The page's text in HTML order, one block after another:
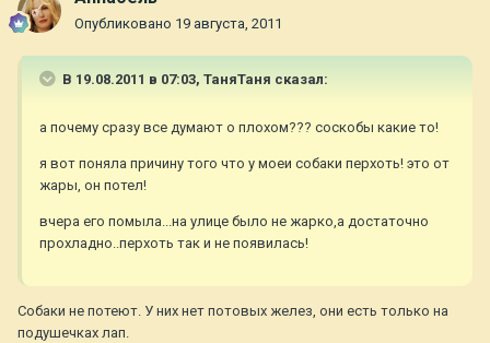
Опубликовано 19 августа, 2011
В 19.08.2011 в 07:03, ТаняТаня сказал:
а почему сразу все думают о плохом??? соскобы какие то!
я вот поняла причину того что у моеи собаки перхоть! это от
жары, он потел!
вчера его помыла...на улице было не жарко,а достаточно
прохладно..перхоть так и не появилась!
Собаки не потеют. У них нет потовых желез, они есть только на
подушечках лап.